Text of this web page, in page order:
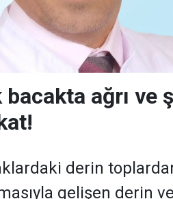
bacakta ağrı ve
derin
gelişen derin